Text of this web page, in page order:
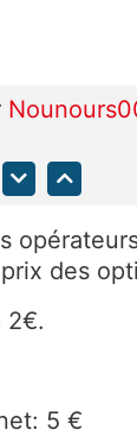
des
2€.
5 €